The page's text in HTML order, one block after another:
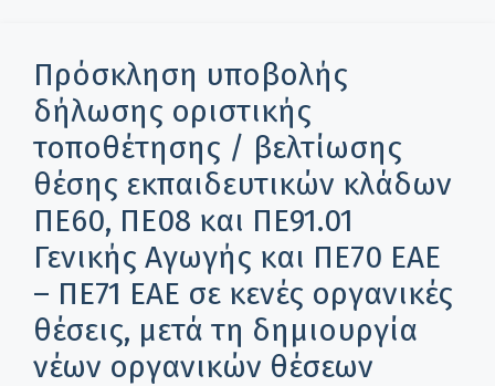
Πρόσκληση υποβολής
δήλωσης οριστικής
τοποθέτησης / βελτίωσης
θέσης εκπαιδευτικών κλάδων
ΠΕ60, ΠΕ08 και ΠΕ91.01
Γενικής Αγωγής και ΠΕ70 ΕΑΕ
– ΠΕ71 ΕΑΕ σε κενές οργανικές
θέσεις, μετά τη δημιουργία
νέων οργανικών θέσεων